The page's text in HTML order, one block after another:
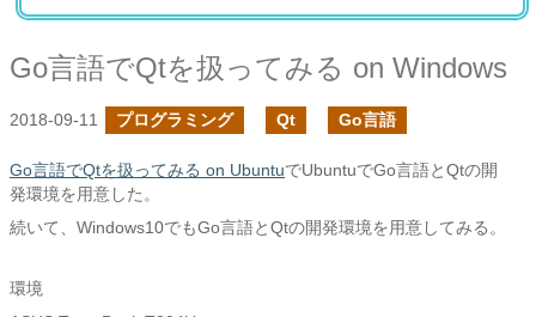
Go言語でQtを扱ってみる on Windows
2018-09-11 プログラミング Qt Go言語
Go言語でQtを扱ってみる on UbuntuでUbuntuでGo言語とQtの開
発環境を用意した。
続いて、Windows10でもGo言語とQtの開発環境を用意してみる。
環境